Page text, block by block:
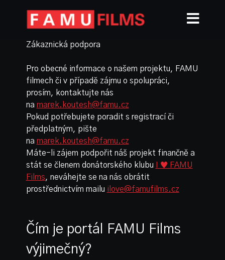
Zákaznická podpora
Pro obecné informace o našem projektu, FAMU
filmech či v případě zájmu o spolupráci,
prosím, kontaktujte nás
na marek.koutesh@famu.cz
Pokud potřebujete poradit s registrací či
předplatným, pište
na marek.koutesh@famu.cz
Máte-li zájem podpořit náš projekt finančně a
stát se členem donátorského klubu
I ♥ FAMU
Films, neváhejte se na nás obrátit
prostřednictvím mailu ilove@famufilms.cz
Čím je portál FAMU Films
výjimečný?